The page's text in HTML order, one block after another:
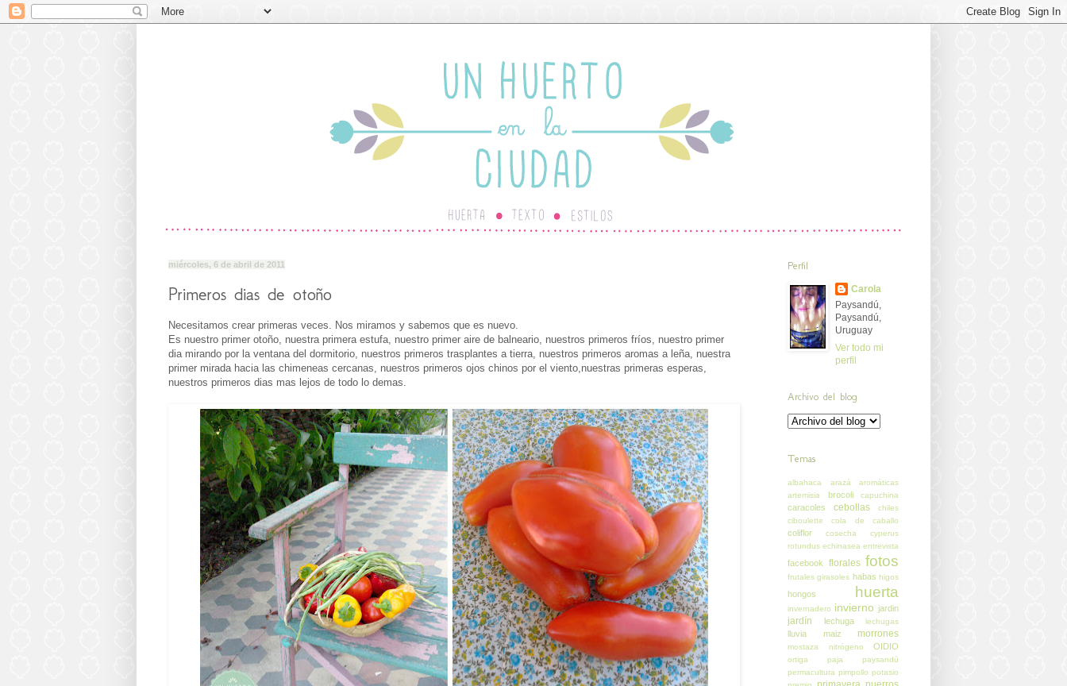
miércoles, 6 de abril de 2011
Primeros dias de otoño
Necesitamos crear primeras veces. Nos miramos y sabemos que es nuevo.
Es nuestro primer otoño, nuestra primera estufa, nuestro primer aire de balneario, nuestros primeros fríos, nuestro primer
dia mirando por la ventana del dormitorio, nuestros primeros trasplantes a tierra, nuestros primeros aromas a leña, nuestra
primer mirada hacia las chimeneas cercanas, nuestros primeros ojos chinos por el viento,nuestras primeras esperas,
nuestros primeros dias mas lejos de todo lo demas.
Perfil
Carola
Paysandú,
Paysandú,
Uruguay
Ver todo mi
perfil
Archivo del blog
Temas
albahaca arazá
aromáticas
artemisia
brocoli capuchina
caracoles cebollas
chiles
ciboulette
cola de caballo
coliflor cosecha
cyperus
rotundus echinasea entrevista
facebook florales fotos
frutales girasoles habas higos
hongos huerta
invernadero invierno jardin
jardín lechuga lechugas
lluvia maiz morrones
mostaza nitrógeno OIDIO
ortiga paja
paysandú
permacultura pimpollo potasio